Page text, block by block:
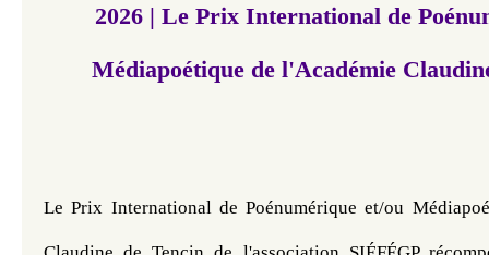
2026 | Le Prix International de
Médiapoétique de l'Académie
Le Prix International de Poénumérique et/ou